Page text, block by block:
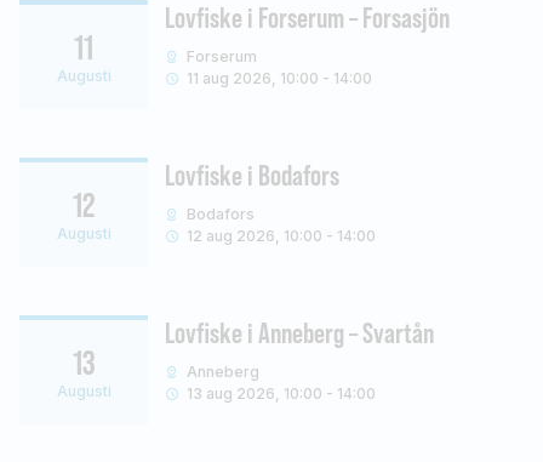
11
Augusti
Lovfiske i Forserum – Forsasjön
Forserum
11 aug 2026, 10:00 - 14:00
12
Augusti
Lovfiske i Bodafors
Bodafors
12 aug 2026, 10:00 - 14:00
13
Augusti
Lovfiske i Anneberg – Svartån
Anneberg
13 aug 2026, 10:00 - 14:00